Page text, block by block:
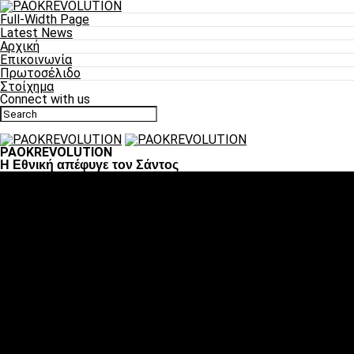
Full-Width Page
Latest News
Αρχική
Επικοινωνία
Πρωτοσέλιδο
Στοίχημα
Connect with us
PAOKREVOLUTION
Η Εθνική απέφυγε τον Σάντος